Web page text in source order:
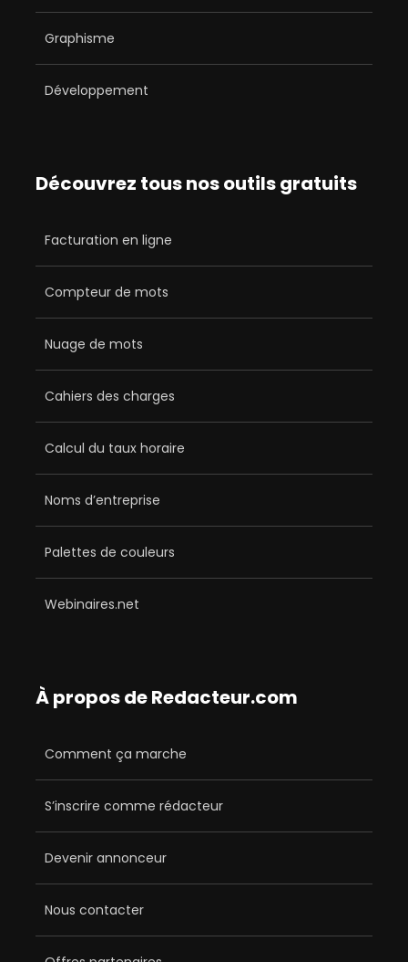
Graphisme
Développement
Découvrez tous nos outils gratuits
Facturation en ligne
Compteur de mots
Nuage de mots
Cahiers des charges
Calcul du taux horaire
Noms d’entreprise
Palettes de couleurs
Webinaires.net
À propos de Redacteur.com
Comment ça marche
S’inscrire comme rédacteur
Devenir annonceur
Nous contacter